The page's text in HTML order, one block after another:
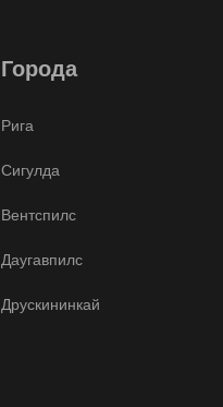
Города
Рига
Сигулда
Вентспилс
Даугавпилс
Друскининкай